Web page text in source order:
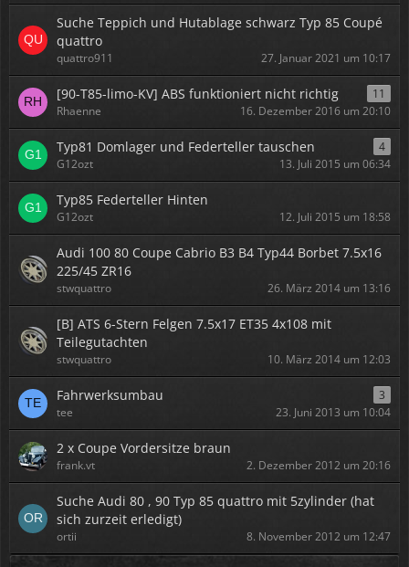
Suche Teppich und Hutablage schwarz Typ 85 Coupé
quattro
quattro911 27. Januar 2021 um 10:17
[90-T85-limo-KV] ABS funktioniert nicht richtig
11
Rhaenne
16. Dezember 2016 um 20:10
Typ81 Domlager und Federteller tauschen
4
G12ozt
13. Juli 2015 um 06:34
Typ85 Federteller Hinten
G12ozt 12. Juli 2015 um 18:58
Audi 100 80 Coupe Cabrio B3 B4 Typ44 Borbet 7.5x16
225/45 ZR16
stwquattro 26. März 2014 um 13:16
[B] ATS 6-Stern Felgen 7.5x17 ET35 4x108 mit
Teilegutachten
stwquattro 10. März 2014 um 12:03
Fahrwerksumbau
3
tee
23. Juni 2013 um 10:04
2 x Coupe Vordersitze braun
frank.vt 2. Dezember 2012 um 20:16
Suche Audi 80 , 90 Typ 85 quattro mit 5zylinder (hat
sich zurzeit erledigt)
ortii 8. November 2012 um 12:47